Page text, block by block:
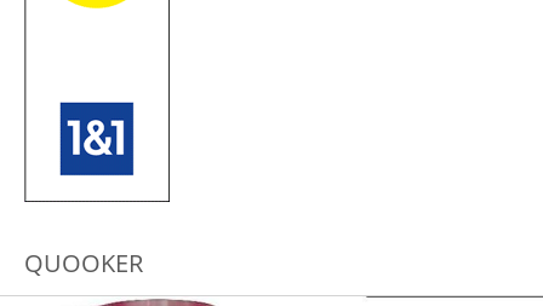
QUOOKER